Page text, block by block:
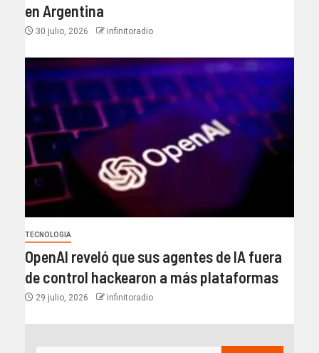
en Argentina
30 julio, 2026 infinitoradio
TECNOLOGIA
OpenAI reveló que sus agentes de IA fuera
de control hackearon a más plataformas
29 julio, 2026 infinitoradio